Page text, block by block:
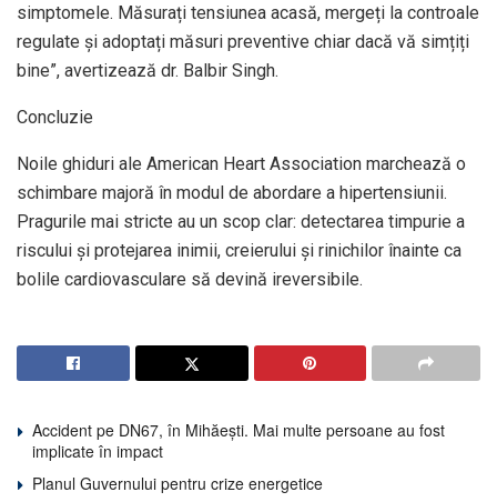
simptomele. Măsurați tensiunea acasă, mergeți la controale
regulate și adoptați măsuri preventive chiar dacă vă simțiți
bine”, avertizează dr. Balbir Singh.
Concluzie
Noile ghiduri ale American Heart Association marchează o
schimbare majoră în modul de abordare a hipertensiunii.
Pragurile mai stricte au un scop clar: detectarea timpurie a
riscului și protejarea inimii, creierului și rinichilor înainte ca
bolile cardiovasculare să devină ireversibile.
Accident pe DN67, în Mihăești. Mai multe persoane au fost
implicate în impact
Planul Guvernului pentru crize energetice